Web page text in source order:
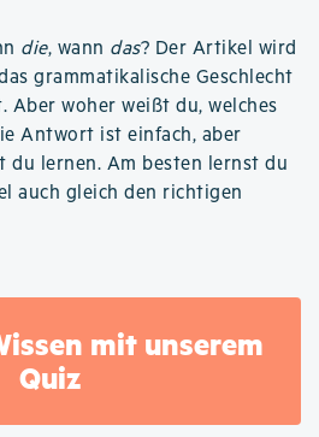
die, wann das? Der Artikel wird
grammatikalische Geschlecht
Aber woher weißt du, welches
Antwort ist einfach, aber
du lernen. Am besten lernst du
auch gleich den richtigen
mit unserem
Quiz